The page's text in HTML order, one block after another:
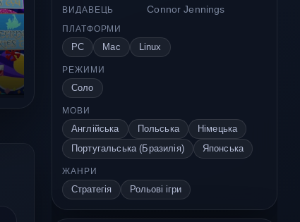
ВИДАВЕЦЬ Connor Jennings
ПЛАТФОРМИ
PC Mac Linux
РЕЖИМИ
Соло
МОВИ
Англійська Польська
Німецька
Португальська (Бразилія)
Японська
ЖАНРИ
Стратегія Рольові ігри